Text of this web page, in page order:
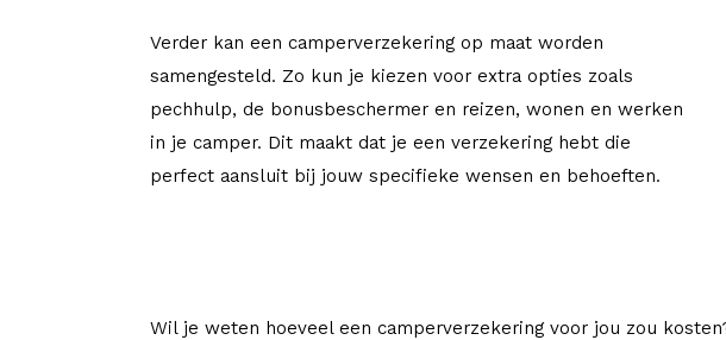
Verder kan een camperverzekering op maat worden
samengesteld. Zo kun je kiezen voor extra opties zoals
pechhulp, de bonusbeschermer en reizen, wonen en werken
in je camper. Dit maakt dat je een verzekering hebt die
perfect aansluit bij jouw specifieke wensen en behoeften.
Wil je weten hoeveel een camperverzekering voor jou zou